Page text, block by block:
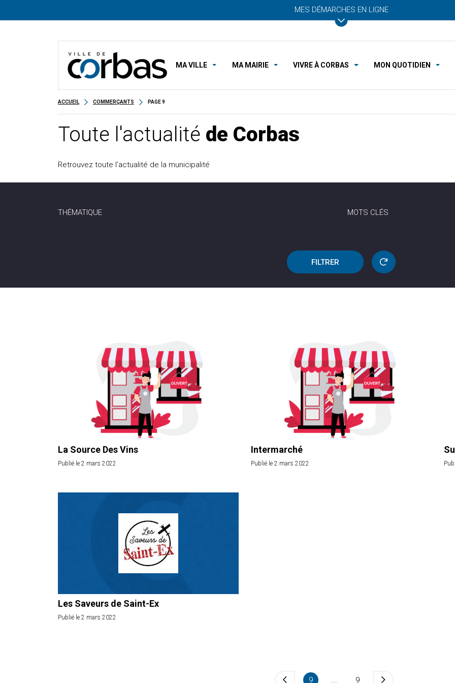
MES DÉMARCHES EN LIGNE
MA VILLE MA MAIRIE VIVRE À CORBAS MON QUOTIDIEN
ACCUEIL COMMERÇANTS PAGE 9
Toute l'actualité de Corbas
Retrouvez toute l’actualité de la municipalité
THÉMATIQUE MOTS CLÉS
FILTRER
La Source Des Vins
Publié le 2 mars 2022
Intermarché
Publié le 2 mars 2022
Les Saveurs de Saint-Ex
Publié le 2 mars 2022
9 ... 9